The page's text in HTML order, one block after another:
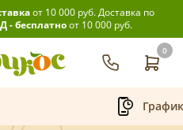
от 10 000 руб.Доставка по
- бесплатноот 10 000 руб.
0